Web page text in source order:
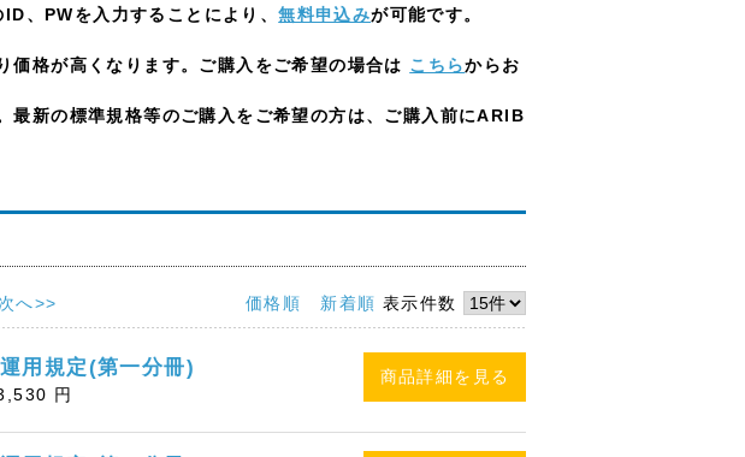
、PWを入力することにより、無料申込みが可能です。
格が高くなります。ご購入をご希望の場合は こちらからお
新の標準規格等のご購入をご希望の方は、ご購入前にARIB
価格順 新着順 表示件数
次へ>>
用規定(第一分冊)
円
商品詳細を見る